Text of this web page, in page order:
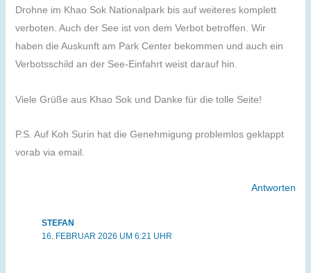
Drohne im Khao Sok Nationalpark bis auf weiteres komplett
verboten. Auch der See ist von dem Verbot betroffen. Wir
haben die Auskunft am Park Center bekommen und auch ein
Verbotsschild an der See-Einfahrt weist darauf hin.
Viele Grüße aus Khao Sok und Danke für die tolle Seite!
P.S. Auf Koh Surin hat die Genehmigung problemlos geklappt
vorab via email.
Antworten
STEFAN
16. FEBRUAR 2026 UM 6:21 UHR